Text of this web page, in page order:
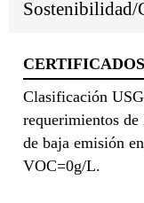
Sostenibilidad/
Clasificación
requerimientos
de baja emisión
VOC=0g/L.